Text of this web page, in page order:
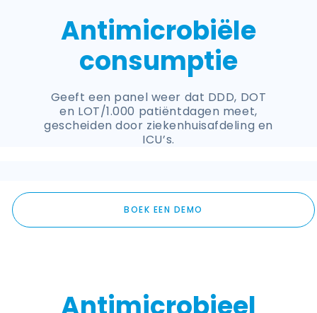
Antimicrobiële
consumptie
Geeft een panel weer dat DDD, DOT
en LOT/1.000 patiëntdagen meet,
gescheiden door ziekenhuisafdeling en
ICU’s.
BOEK EEN DEMO